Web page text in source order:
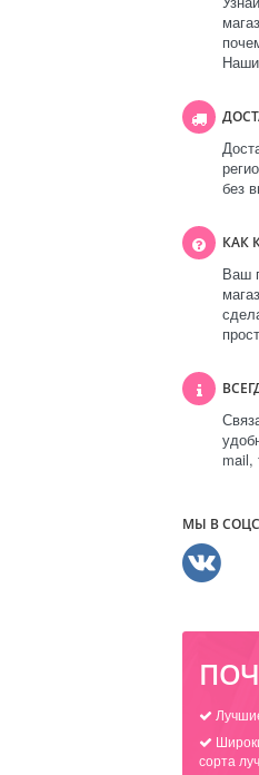
Наши
без
КАК
Ваш
mail,
МЫ В
сорта